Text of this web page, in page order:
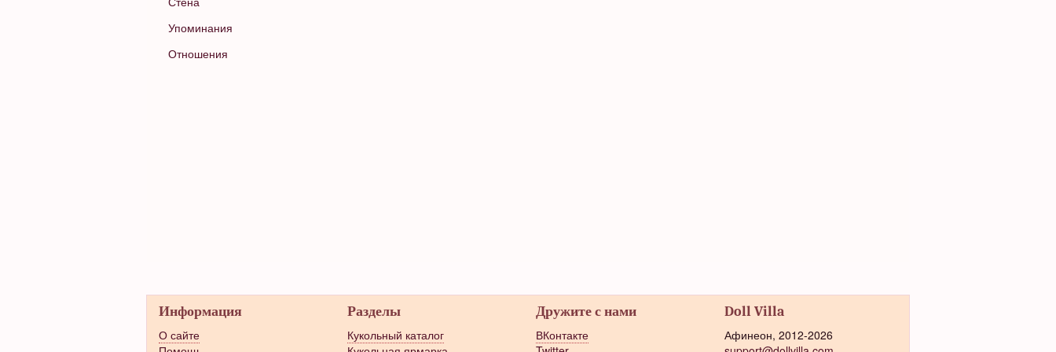
Упоминания
Отношения
Информация
О сайте
Разделы
Кукольный каталог
Дружите с нами
ВКонтакте
Doll Villa
Афинеон, 2012-2026